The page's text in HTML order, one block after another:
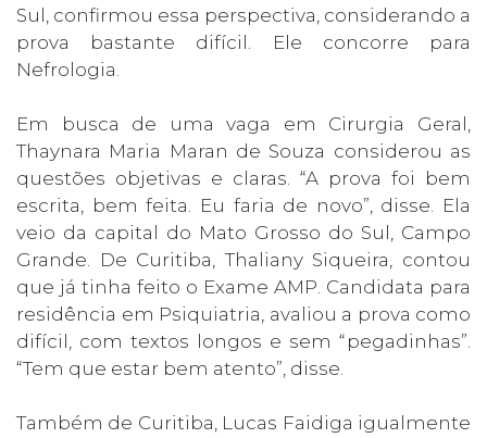
Sul, confirmou essa perspectiva, considerando a
prova bastante difícil. Ele concorre para
Nefrologia.
Em busca de uma vaga em Cirurgia Geral,
Thaynara Maria Maran de Souza considerou as
questões objetivas e claras. “A prova foi bem
escrita, bem feita. Eu faria de novo”, disse. Ela
veio da capital do Mato Grosso do Sul, Campo
Grande. De Curitiba, Thaliany Siqueira, contou
que já tinha feito o Exame AMP. Candidata para
residência em Psiquiatria, avaliou a prova como
difícil, com textos longos e sem “pegadinhas”.
“Tem que estar bem atento”, disse.
Também de Curitiba, Lucas Faidiga igualmente